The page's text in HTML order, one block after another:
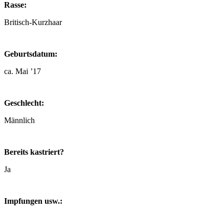
Rasse:
Britisch-Kurzhaar
Geburtsdatum:
ca. Mai ’17
Geschlecht:
Männlich
Bereits kastriert?
Ja
Impfungen usw.: